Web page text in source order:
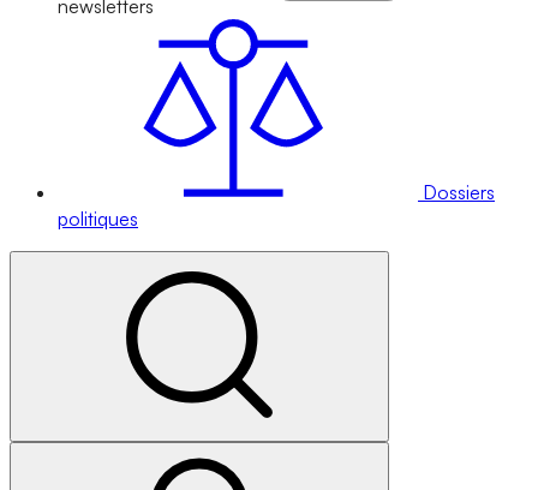
newsletters
Dossiers
politiques